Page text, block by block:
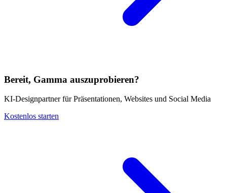
Bereit, Gamma auszuprobieren?
KI-Designpartner für Präsentationen, Websites und Social Media
Kostenlos starten